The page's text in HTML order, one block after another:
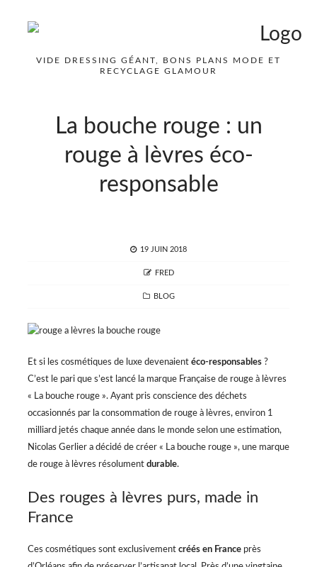
VIDE DRESSING GÉANT, BONS PLANS MODE ET
RECYCLAGE GLAMOUR
La bouche rouge : un
rouge à lèvres éco-
responsable
POSTED
19 JUIN 2018
AUTHOR
FRED
CATEGORIES
BLOG
Et si les cosmétiques de luxe devenaient éco-responsables ?
C’est le pari que s’est lancé la marque Française de rouge à lèvres
« La bouche rouge ». Ayant pris conscience des déchets
occasionnés par la consommation de rouge à lèvres, environ 1
milliard jetés chaque année dans le monde selon une estimation,
Nicolas Gerlier a décidé de créer « La bouche rouge », une marque
de rouge à lèvres résolument durable.
Des rouges à lèvres purs, made in
France
Ces cosmétiques sont exclusivement créés en France près